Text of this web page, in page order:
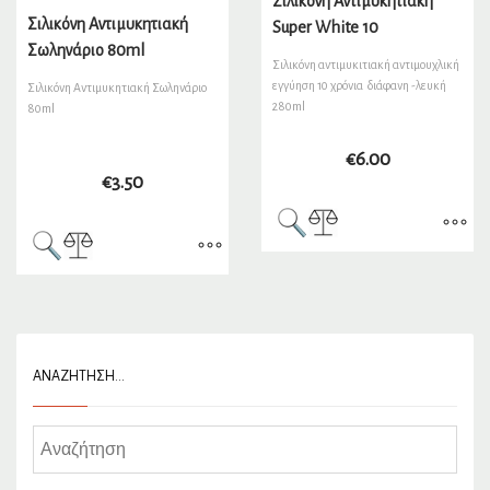
Σιλικόνη Αντιμυκητιακή
Σωληνάριο 80ml
Σιλικόνη Αντιμυκητιακή Σωληνάριο
80ml
€3.50
Super White 10
Σιλικόνη αντιμυκιτιακή αντιμουχλική
εγγύηση 10 χρόνια διάφανη -λευκή
280ml
€6.00
ΑΝΑΖΉΤΗΣΗ…